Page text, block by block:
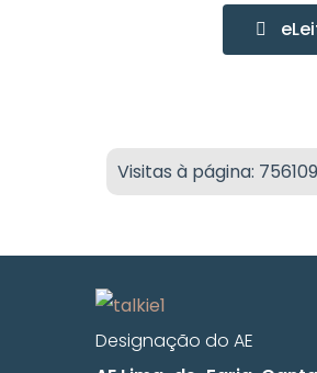
Visitas à página: 756109
Designação do AE